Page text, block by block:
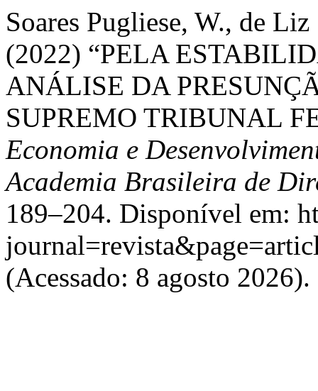
Soares Pugliese, W., de
(2022) “PELA
ANÁLISE DA
SUPREMO TRIBUNAL
Economia e
Academia Brasileira de
189–204. Disponível em:
(Acessado: 8 agosto 2026).